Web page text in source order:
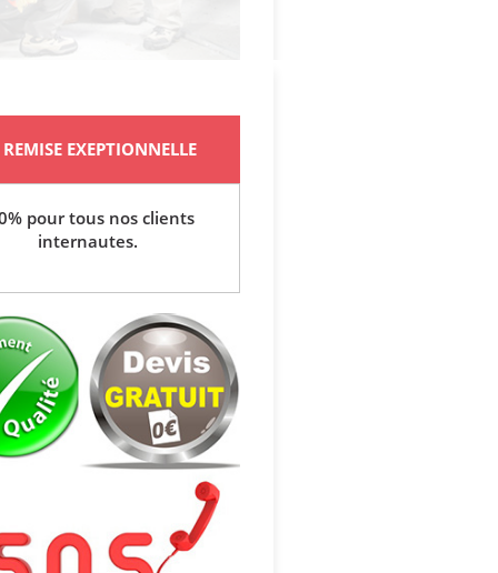
REMISE EXEPTIONNELLE
pour tous nos clients
internautes.